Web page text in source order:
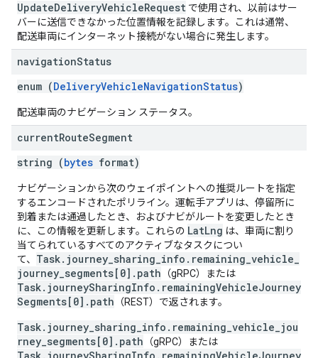
UpdateDeliveryVehicleRequest で使用され、以前はサー
バーに送信できなかった位置情報を記録します。これは通常、
配送車両にインターネット接続がない場合に発生します。
navigationStatus
enum (DeliveryVehicleNavigationStatus)
配送車両のナビゲーション ステータス。
currentRouteSegment
string (bytes format)
ナビゲーションから次のウェイポイントへの推奨ルートを指定
するエンコードされたポリライン。運転手アプリは、停留所に
到着または通過したとき、およびナビがルートを変更したとき
に、この情報を更新します。これらの LatLng は、車両に割り
当てられているすべてのアクティブなタスクについ
て、 Task.journey_sharing_info.remaining_vehicle_
journey_segments[0].path （gRPC）または
Task.journeySharingInfo.remainingVehicleJourney
Segments[0].path （REST）で返されます。
Task.journey_sharing_info.remaining_vehicle_jou
rney_segments[0].path （gRPC）または